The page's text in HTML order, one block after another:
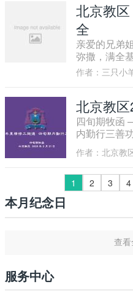
北京教
全
亲爱的兄弟
弥撒，满全
区各堂区及
供各位参考
作者：三只小
北京教
四旬期牧函 ——圣神年里精修三超德 四旬期
内勤行三善
作者：北京教
1 2 3 4
本月纪念日
服务中心